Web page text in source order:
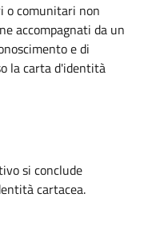
o comunitari non
accompagnati da un
e di
la carta d'identità
si conclude
cartacea.